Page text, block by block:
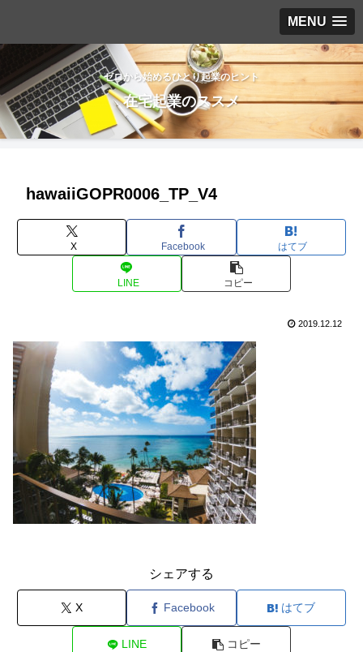
MENU
ゼロから始めるひとり起業のヒント
在宅起業のススメ
hawaiiGOPR0006_TP_V4
X Facebook はてブ
LINE コピー
2019.12.12
シェアする
X Facebook はてブ
LINE コピー